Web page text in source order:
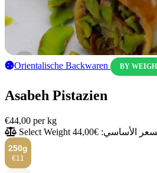
Orientalische Backwaren BY
Asabeh Pistazien
€44,00 per kg
Select Weight
250g
€11